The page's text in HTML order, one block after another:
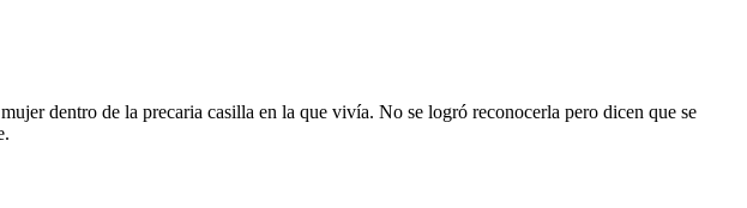
dentro de la precaria casilla en la que vivía. No se logró reconocerla pero dicen que se